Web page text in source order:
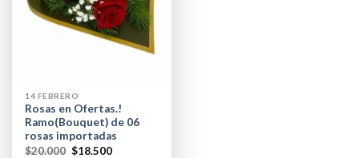
14 FEBRERO
Rosas en Ofertas.!
Ramo(Bouquet) de 06
rosas importadas
$20.000 $18.500